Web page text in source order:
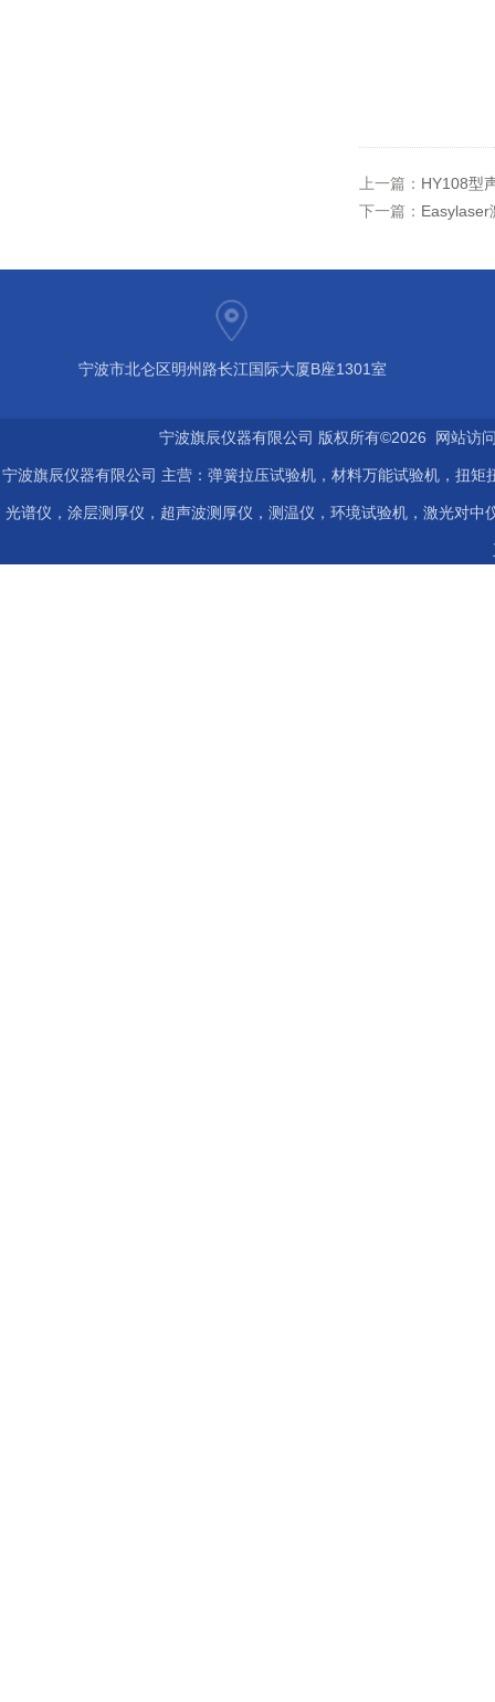
上一篇： HY108型
下一篇： Easylaser
宁波市北仑区明州路长江国际大厦B座1301室
宁波旗辰仪器有限公司 版权所有©2026 网站
宁波旗辰仪器有限公司 主营：弹簧拉压试验机，材料万能试验机，扭
光谱仪，涂层测厚仪，超声波测厚仪，测温仪，环境试验机，激光对